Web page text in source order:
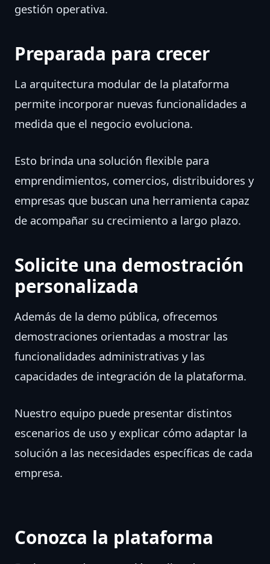
gestión operativa.
Preparada para crecer
La arquitectura modular de la plataforma
permite incorporar nuevas funcionalidades a
medida que el negocio evoluciona.
Esto brinda una solución flexible para
emprendimientos, comercios, distribuidores y
empresas que buscan una herramienta capaz
de acompañar su crecimiento a largo plazo.
Solicite una demostración
personalizada
Además de la demo pública, ofrecemos
demostraciones orientadas a mostrar las
funcionalidades administrativas y las
capacidades de integración de la plataforma.
Nuestro equipo puede presentar distintos
escenarios de uso y explicar cómo adaptar la
solución a las necesidades específicas de cada
empresa.
Conozca la plataforma